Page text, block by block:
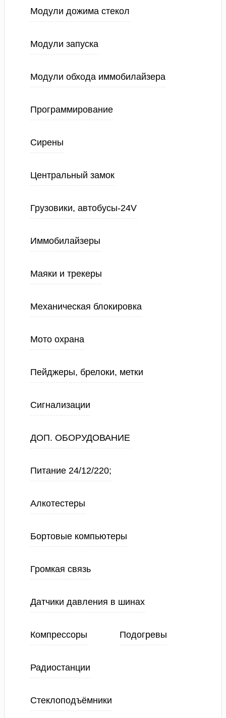
Модули дожима стекол
Модули запуска
Модули обхода иммобилайзера
Программирование
Сирены
Центральный замок
Грузовики, автобусы-24V
Иммобилайзеры
Маяки и трекеры
Механическая блокировка
Мото охрана
Пейджеры, брелоки, метки
Сигнализации
ДОП. ОБОРУДОВАНИЕ
Питание 24/12/220;
Алкотестеры
Бортовые компьютеры
Громкая связь
Датчики давления в шинах
Компрессоры Подогревы
Радиостанции
Стеклоподъёмники